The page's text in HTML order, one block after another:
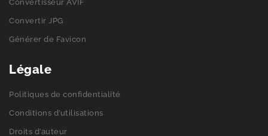
Convertisseur AVIF
Convertir JPG
Générer de Favicon
Légale
Politiques de confidentialité
Conditions d’utilisations
Droits d’auteur